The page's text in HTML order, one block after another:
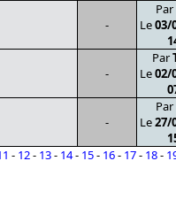
-
Par
Le03/
-
Par
Le02/
-
Par
Le27/
- 12- 13- 14- 15- 16- 17- 18-